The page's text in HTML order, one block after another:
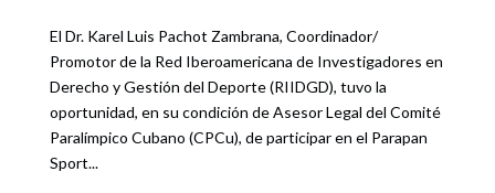
El Dr. Karel Luis Pachot Zambrana, Coordinador/
Promotor de la Red Iberoamericana de Investigadores en
Derecho y Gestión del Deporte (RIIDGD), tuvo la
oportunidad, en su condición de Asesor Legal del Comité
Paralímpico Cubano (CPCu), de participar en el Parapan
Sport...